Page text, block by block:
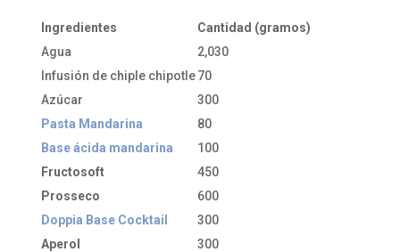
Ingredientes
Cantidad (gramos)
Agua
2,030
Infusión de chiple chipotle 70
Azúcar
300
Pasta Mandarina
80
Base ácida mandarina
100
Fructosoft
450
Prosseco
600
Doppia Base Cocktail
300
Aperol
300